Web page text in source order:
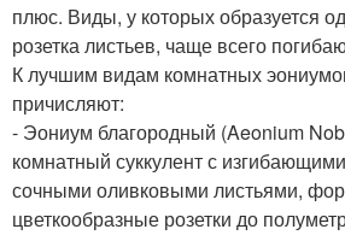
плюс. Виды, у которых образуется
розетка листьев, чаще всего
К лучшим видам комнатных
причисляют:
- Эониум благородный (Aeonium
комнатный суккулент с
сочными оливковыми листьями,
цветкообразные розетки до